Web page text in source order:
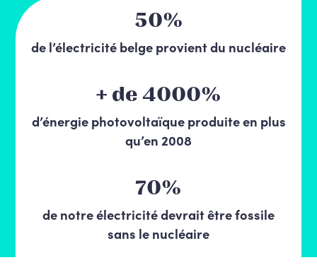
50%
de l’électricité belge provient du nucléaire
+ de 4000%
d’énergie photovoltaïque produite en plus
qu’en 2008
70%
de notre électricité devrait être fossile
sans le nucléaire